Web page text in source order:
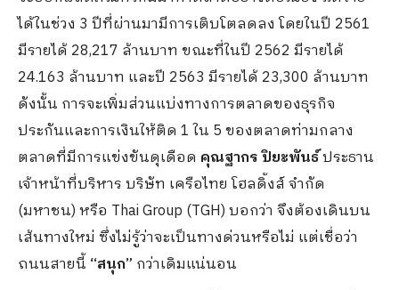
ได้ในช่วง 3 ปีที่ผ่านมามีการเติบโตลดลง โดยในปี 2561
มีรายได้ 28,217 ล้านบาท ขณะที่ในปี 2562 มีรายได้
24.163 ล้านบาท และปี 2563 มีรายได้ 23,300 ล้านบาท
ดังนั้น การจะเพิ่มส่วนแบ่งทางการตลาดของธุรกิจ
ประกันและการเงินให้ติด 1 ใน 5 ของตลาดท่ามกลาง
ตลาดที่มีการแข่งขันดุเดือด คุณฐากร ปิยะพันธ์ประธาน
เจ้าหน้าที่บริหาร บริษัท เครือไทย โฮลดิ้งส์ จำกัด
(มหาชน) หรือ Thai Group (TGH) บอกว่า จึงต้องเดินบน
เส้นทางใหม่ ซึ่งไม่รู้ว่าจะเป็นทางด่วนหรือไม่ แต่เชื่อว่า
ถนนสายนี้ “สนุก” กว่าเดิมแน่นอน